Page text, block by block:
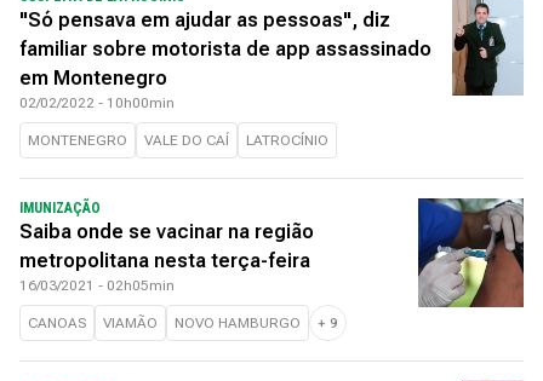
"Só pensava em ajudar as pessoas", diz
familiar sobre motorista de app assassinado
em Montenegro
02/02/2022 - 10h00min
MONTENEGRO VALE DO CAÍ LATROCÍNIO
IMUNIZAÇÃO
Saiba onde se vacinar na região
metropolitana nesta terça-feira
16/03/2021 - 02h05min
CANOAS VIAMÃO NOVO HAMBURGO + 9